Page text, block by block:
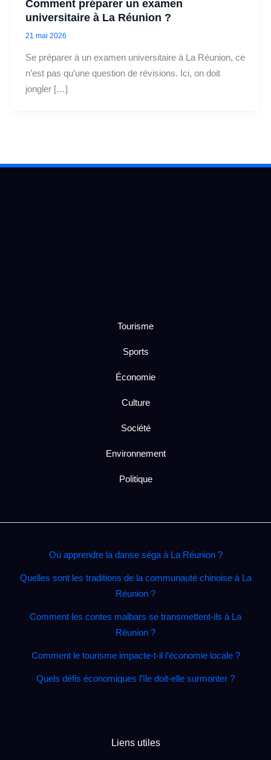
Comment préparer un examen
universitaire à La Réunion ?
21 mai 2026
Se préparer à un examen universitaire à La Réunion, ce
n’est pas qu’une question de révisions. Ici, on doit
jongler […]
Tourisme
Sports
Économie
Culture
Société
Environnement
Politique
Où apprendre la danse séga à La Réunion ?
Quelles sont les traditions de la communauté chinoise à La
Réunion ?
Comment les contes malbars se transmettent‑ils à La
Réunion ?
Comment le tourisme impacte‑t‑il l’économie locale ?
Quels défis économiques l’île doit‑elle surmonter ?
Liens utiles